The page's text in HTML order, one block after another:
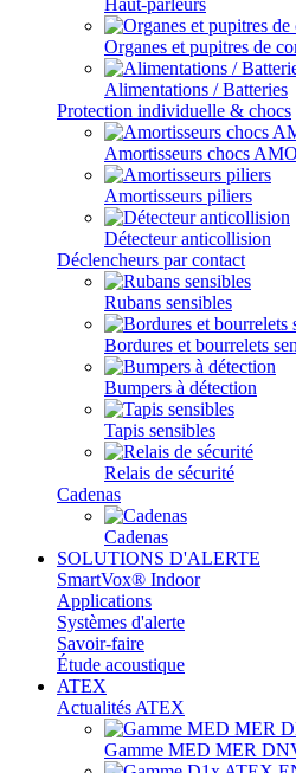
Haut-parleurs
Organes et pupitres de
Alimentations / Batteries
Protection individuelle & chocs
Amortisseurs chocs
Amortisseurs piliers
Détecteur anticollision
Déclencheurs par contact
Rubans sensibles
Bordures et bourrelets
Bumpers à détection
Tapis sensibles
Relais de sécurité
Cadenas
Cadenas
SOLUTIONS D'ALERTE
SmartVox® Indoor
Applications
Systèmes d'alerte
Savoir-faire
Étude acoustique
ATEX
Actualités ATEX
Gamme MED MER